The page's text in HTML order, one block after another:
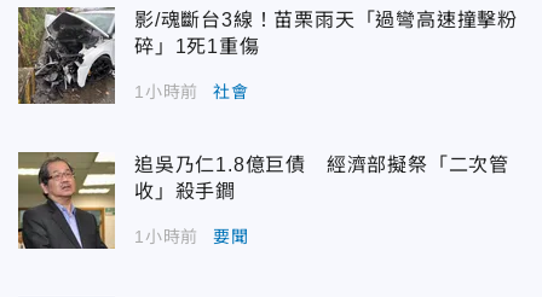
影/魂斷台3線！苗栗雨天「過彎高速撞擊粉
碎」1死1重傷
1小時前 社會
追吳乃仁1.8億巨債 經濟部擬祭「二次管
收」殺手鐧
1小時前 要聞